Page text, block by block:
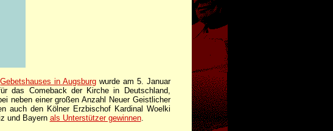
Gebetshauses in Augsburg wurde am 5. Januar
das Comeback der Kirche in Deutschland,
neben einer großen Anzahl Neuer Geistlicher
auch den Kölner Erzbischof Kardinal Woelki
und Bayern als Unterstützer gewinnen.